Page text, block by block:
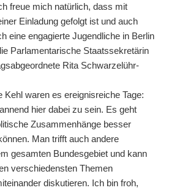
freue mich natürlich, dass mit
Einladung gefolgt ist und auch
eine engagierte Jugendliche in Berlin
Parlamentarische Staatssekretärin
Rita Schwarzelühr-
Kehl waren es ereignisreiche Tage:
hier dabei zu sein. Es geht
Zusammenhänge besser
Man trifft auch andere
gesamten Bundesgebiet und kann
verschiedensten Themen
diskutieren. Ich bin froh,